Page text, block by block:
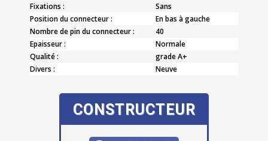
Fixations :
Sans
Position du connecteur :
En bas à gauche
Nombre de pin du connecteur :
40
Epaisseur :
Normale
Qualité :
grade A+
Divers :
Neuve
CONSTRUCTEUR